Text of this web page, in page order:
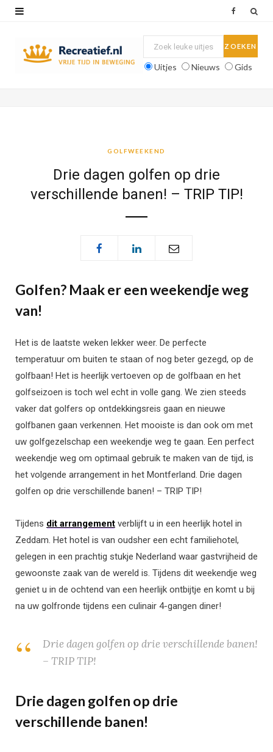
Uitjes Nieuws Gids
GOLFWEEKEND
Drie dagen golfen op drie
verschillende banen! – TRIP TIP!
Golfen? Maak er een weekendje weg
van!
Het is de laatste weken lekker weer. De perfecte
temperatuur om buiten te staan of nog beter gezegd, op de
golfbaan! Het is heerlijk vertoeven op de golfbaan en het
golfseizoen is toch wel echt in volle gang. We zien steeds
vaker dat golfers op ontdekkingsreis gaan en nieuwe
golfbanen gaan verkennen. Het mooiste is dan ook om met
uw golfgezelschap een weekendje weg te gaan. Een perfect
weekendje weg om optimaal gebruik te maken van de tijd, is
het volgende arrangement in het Montferland. Drie dagen
golfen op drie verschillende banen! – TRIP TIP!
Tijdens dit arrangement verblijft u in een heerlijk hotel in
Zeddam. Het hotel is van oudsher een echt familiehotel,
gelegen in een prachtig stukje Nederland waar gastvrijheid de
gewoonste zaak van de wereld is. Tijdens dit weekendje weg
geniet u in de ochtend van een heerlijk ontbijtje en komt u bij
na uw golfronde tijdens een culinair 4-gangen diner!
Drie dagen golfen op drie verschillende banen!
– TRIP TIP!
Drie dagen golfen op drie
verschillende banen!